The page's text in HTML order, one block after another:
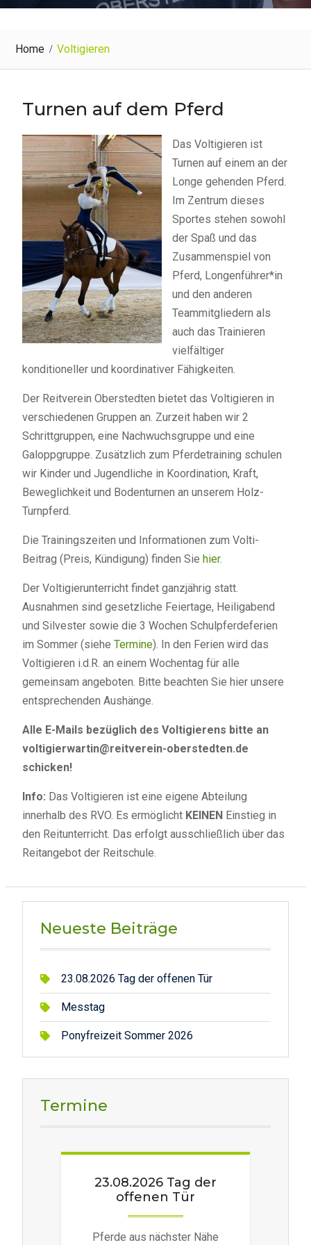
Home Voltigieren
Turnen auf dem Pferd
Das Voltigieren ist
Turnen auf einem an der
Longe gehenden Pferd.
Im Zentrum dieses
Sportes stehen sowohl
der Spaß und das
Zusammenspiel von
Pferd, Longenführer*in
und den anderen
Teammitgliedern als
auch das Trainieren
vielfältiger
konditioneller und koordinativer Fähigkeiten.
Der Reitverein Oberstedten bietet das Voltigieren in
verschiedenen Gruppen an. Zurzeit haben wir 2
Schrittgruppen, eine Nachwuchsgruppe und eine
Galoppgruppe. Zusätzlich zum Pferdetraining schulen
wir Kinder und Jugendliche in Koordination, Kraft,
Beweglichkeit und Bodenturnen an unserem Holz-
Turnpferd.
Die Trainingszeiten und Informationen zum Volti-
Beitrag (Preis, Kündigung) finden Sie hier.
Der Voltigierunterricht findet ganzjährig statt.
Ausnahmen sind gesetzliche Feiertage, Heiligabend
und Silvester sowie die 3 Wochen Schulpferdeferien
im Sommer (siehe Termine). In den Ferien wird das
Voltigieren i.d.R. an einem Wochentag für alle
gemeinsam angeboten. Bitte beachten Sie hier unsere
entsprechenden Aushänge.
Alle E-Mails bezüglich des Voltigierens bitte an
voltigierwartin@reitverein-oberstedten.de
schicken!
Info: Das Voltigieren ist eine eigene Abteilung
innerhalb des RVO. Es ermöglicht KEINEN Einstieg in
den Reitunterricht. Das erfolgt ausschließlich über das
Reitangebot der Reitschule.
Neueste Beiträge
23.08.2026 Tag der offenen Tür
Messtag
Ponyfreizeit Sommer 2026
Termine
23.08.2026 Tag der
offenen Tür
Pferde aus nächster Nähe